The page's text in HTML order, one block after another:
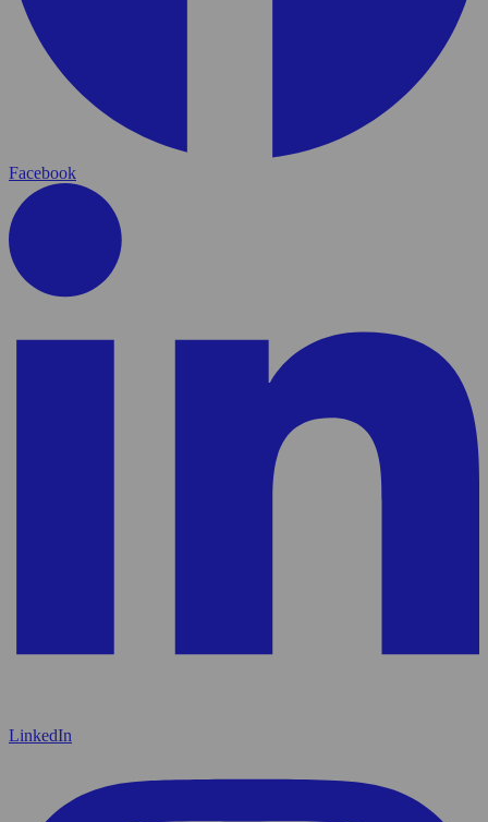
Facebook
LinkedIn